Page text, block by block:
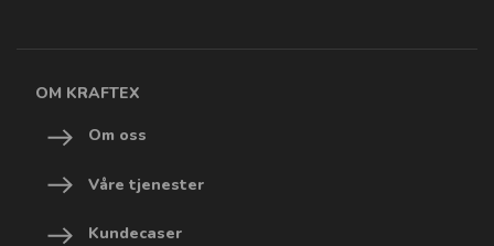
OM KRAFTEX
Om oss
Våre tjenester
Kundecaser